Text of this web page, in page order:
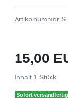
Artikelnummer
15,00
Inhalt 1 Stück
Sofort